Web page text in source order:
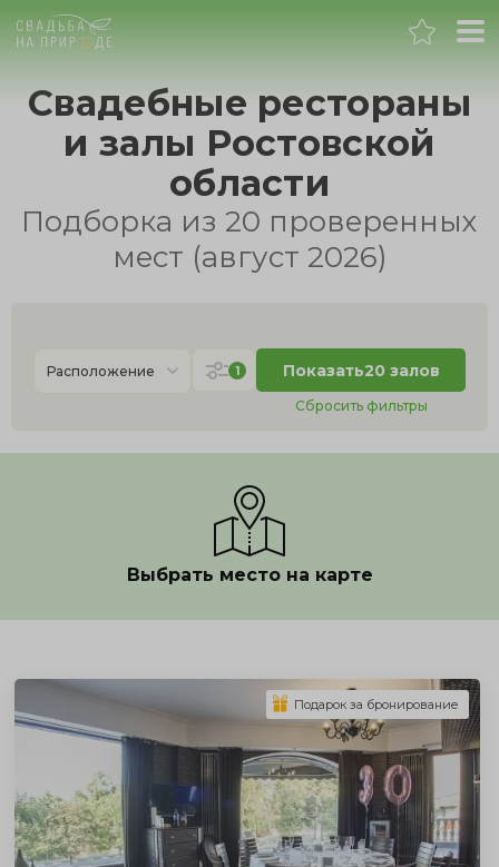
Ростов-на-Дону
Банкет
День рождения
Новогодний корпоратив
Свадебные рестораны
и залы Ростовской
области
Подборка из 20 проверенных
мест (август 2026)
Расположение 1 Показать20 залов
Сбросить фильтры
Выбрать место на карте
Подарок за бронирование